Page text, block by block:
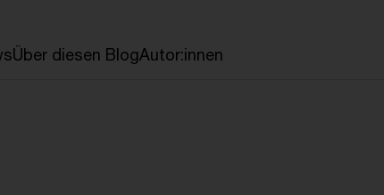
Über diesen BlogAutor:innen